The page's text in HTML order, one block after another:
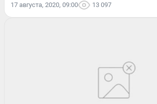
17 августа, 2020, 09:00 13 097